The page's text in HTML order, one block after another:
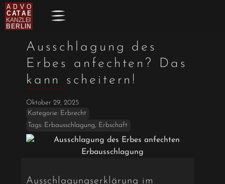
Ausschlagung des
Erbes anfechten? Das
kann scheitern!
Oktober 29, 2025
Kategorie: Erbrecht
Tags: Erbausschlagung, Erbschaft
Ausschlagungserklärung im